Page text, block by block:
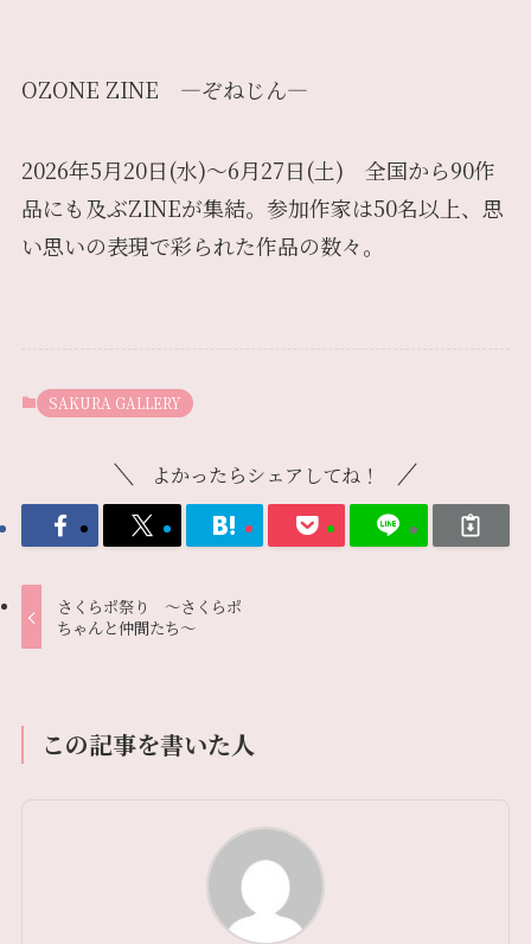
OZONE ZINE —ぞねじん—
2026年5月20日(水)〜6月27日(土) 全国から90作
品にも及ぶZINEが集結。参加作家は50名以上、思
い思いの表現で彩られた作品の数々。
SAKURA GALLERY
よかったらシェアしてね！
さくらポ祭り 〜さくらポ
ちゃんと仲間たち〜
この記事を書いた人